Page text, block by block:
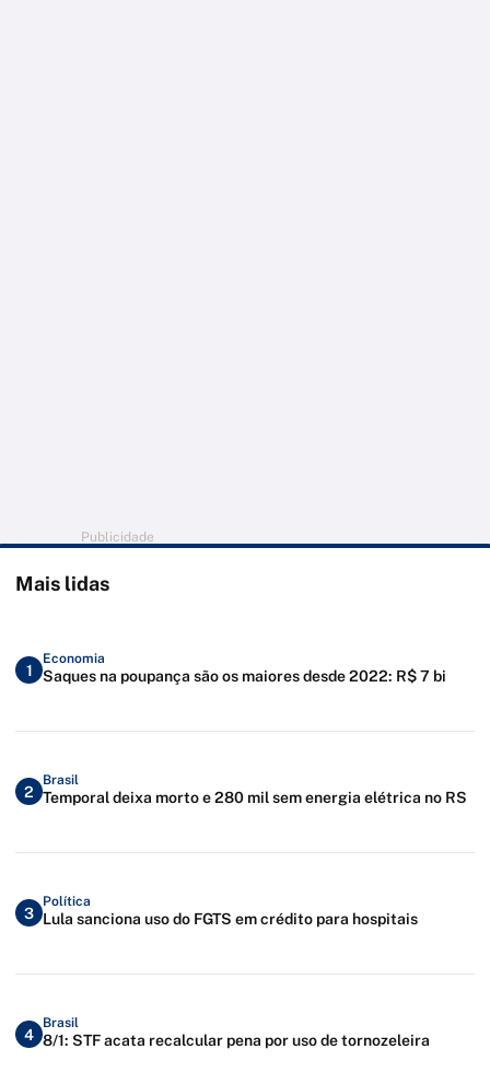
Publicidade
Mais lidas
1
Economia
Saques na poupança são os maiores desde 2022: R$ 7 bi
2
Brasil
Temporal deixa morto e 280 mil sem energia elétrica no RS
3
Política
Lula sanciona uso do FGTS em crédito para hospitais
4
Brasil
8/1: STF acata recalcular pena por uso de tornozeleira